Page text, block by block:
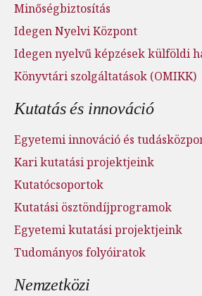
Minőségbiztosítás
Idegen Nyelvi Központ
Idegen nyelvű képzések külföldi
Könyvtári szolgáltatások (OMIKK)
Kutatás és innováció
Egyetemi innováció és
Kari kutatási projektjeink
Kutatócsoportok
Kutatási ösztöndíjprogramok
Egyetemi kutatási projektjeink
Tudományos folyóiratok
Nemzetközi